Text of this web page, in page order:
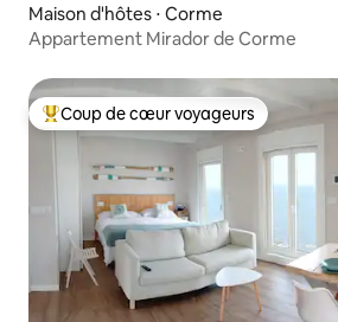
Maison d'hôtes ⋅ Corme
Appartement Mirador de Corme
Coups de cœur voyageurs les plus
Coup de cœur voyageurs